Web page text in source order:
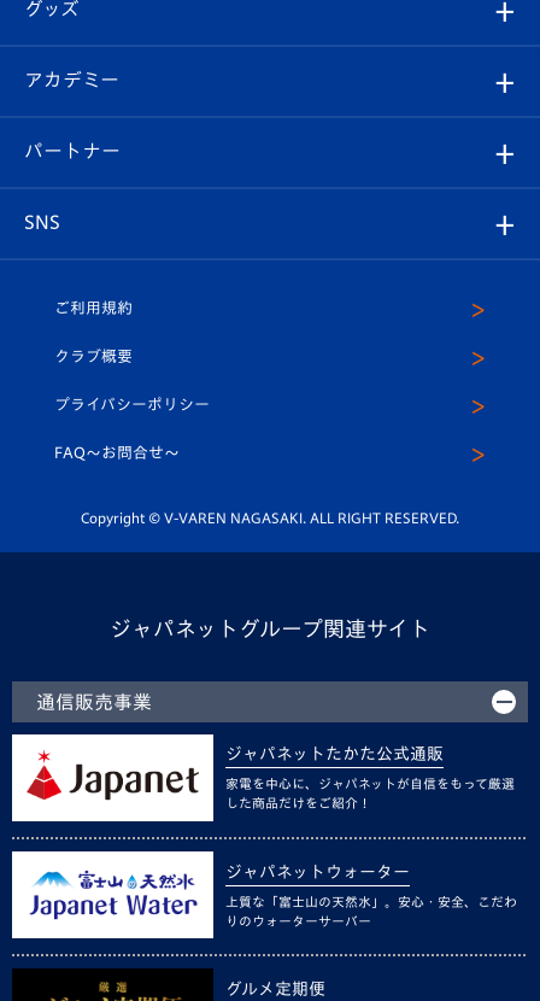
チケット
イベント
メディア
ホームタウン
スタッフプロフィール
マスコット紹介
平和祈念活動
ホームタウン活動
Revive Team
ヴィヴィくんの長崎おもてなしガイド
フォトギャラリー
スタジアムグルメ
V-LOVERS（ファンクラブ）
プレイヤーズスイート
グッズ
オンラインショップ
店舗情報
アカデミー
育成からのお知らせ
U-18
スクール
パートナー
SNS
ヴィヴィくんインスタグラム
公式LINE＠
ご利用規約
クラブ概要
プライバシーポリシー
FAQ〜お問合せ〜
Copyright © V-VAREN NAGASAKI. ALL RIGHT RESERVED.
ジャパネットグループ関連サイト
通信販売事業
ジャパネットたかた公式通販
家電を中心に、ジャパネットが自信をもって厳選
した商品だけをご紹介！
ジャパネットウォーター
上質な「富士山の天然水」。安心・安全、こだわ
りのウォーターサーバー
グルメ定期便